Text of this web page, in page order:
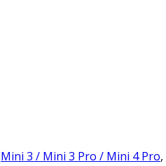
Mini 3 / Mini 3 Pro / Mini 4 Pro,